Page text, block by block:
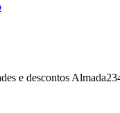
e descontos